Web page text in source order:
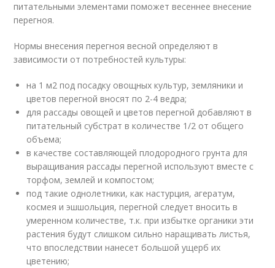
питательными элементами поможет весеннее внесение
перегноя.
Нормы внесения перегноя весной определяют в
зависимости от потребностей культуры:
на 1 м2 под посадку овощных культур, земляники и
цветов перегной вносят по 2-4 ведра;
для рассады овощей и цветов перегной добавляют в
питательный субстрат в количестве 1/2 от общего
объема;
в качестве составляющей плодородного грунта для
выращивания рассады перегной используют вместе с
торфом, землей и компостом;
под такие однолетники, как настурция, агератум,
космея и эшшольция, перегной следует вносить в
умеренном количестве, т.к. при избытке органики эти
растения будут слишком сильно наращивать листья,
что впоследствии нанесет большой ущерб их
цветению;